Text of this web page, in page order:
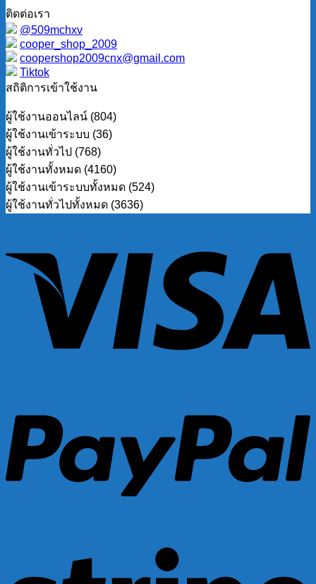
ติดต่อเรา
@509mchxv
cooper_shop_2009
coopershop2009cnx@gmail.com
Tiktok
สถิติการเข้าใช้งาน
ผู้ใช้งานออนไลน์ (804)
ผู้ใช้งานเข้าระบบ (36)
ผู้ใช้งานทั่วไป (768)
ผู้ใช้งานทั้งหมด (4160)
ผู้ใช้งานเข้าระบบทั้งหมด (524)
ผู้ใช้งานทั่วไปทั้งหมด (3636)